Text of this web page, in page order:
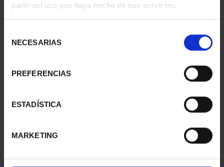
partir del uso que haya hecho de sus servicios.
NECESARIAS
PREFERENCIAS
ESTADÍSTICA
MARKETING
€73.00
Share